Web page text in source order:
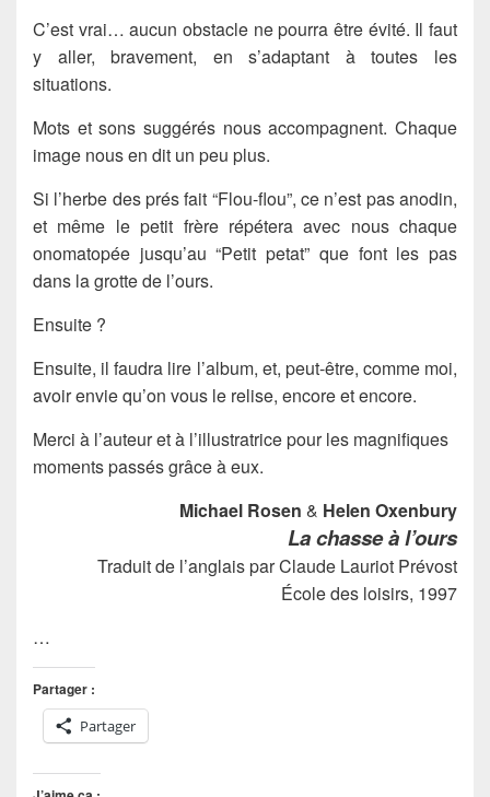
C’est vrai… aucun obstacle ne pourra être évité. Il faut
y aller, bravement, en s’adaptant à toutes les
situations.
Mots et sons suggérés nous accompagnent. Chaque
image nous en dit un peu plus.
Si l’herbe des prés fait “Flou-flou”, ce n’est pas anodin,
et même le petit frère répétera avec nous chaque
onomatopée jusqu’au “Petit petat” que font les pas
dans la grotte de l’ours.
Ensuite ?
Ensuite, il faudra lire l’album, et, peut-être, comme moi,
avoir envie qu’on vous le relise, encore et encore.
Merci à l’auteur et à l’illustratrice pour les magnifiques
moments passés grâce à eux.
Michael Rosen & Helen Oxenbury
La chasse à l’ours
Traduit de l’anglais par Claude Lauriot Prévost
École des loisirs, 1997
…
Partager :
Partager